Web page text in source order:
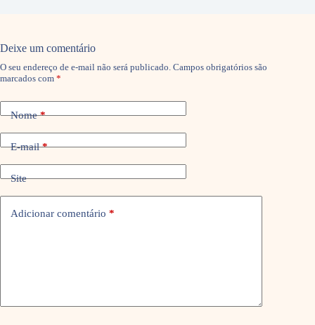
Deixe um comentário
O seu endereço de e-mail não será publicado. Campos obrigatórios são
marcados com *
Nome*
E-mail*
Site
Adicionar comentário *